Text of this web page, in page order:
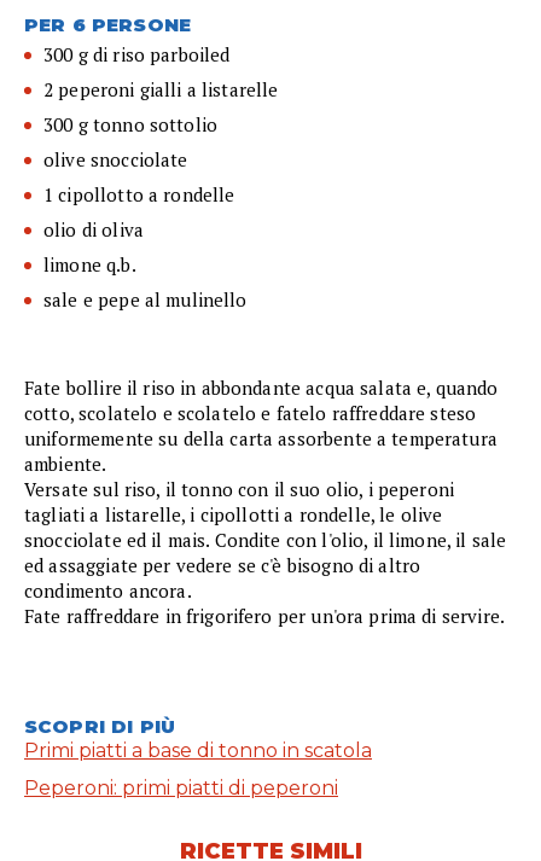
PER 6 PERSONE
300 g di riso parboiled
2 peperoni gialli a listarelle
300 g tonno sottolio
olive snocciolate
1 cipollotto a rondelle
olio di oliva
limone q.b.
sale e pepe al mulinello
Fate bollire il riso in abbondante acqua salata e, quando
cotto, scolatelo e scolatelo e fatelo raffreddare steso
uniformemente su della carta assorbente a temperatura
ambiente.
Versate sul riso, il tonno con il suo olio, i peperoni
tagliati a listarelle, i cipollotti a rondelle, le olive
snocciolate ed il mais. Condite con l'olio, il limone, il sale
ed assaggiate per vedere se c'è bisogno di altro
condimento ancora.
Fate raffreddare in frigorifero per un'ora prima di servire.
SCOPRI DI PIÙ
Primi piatti a base di tonno in scatola
Peperoni: primi piatti di peperoni
RICETTE SIMILI